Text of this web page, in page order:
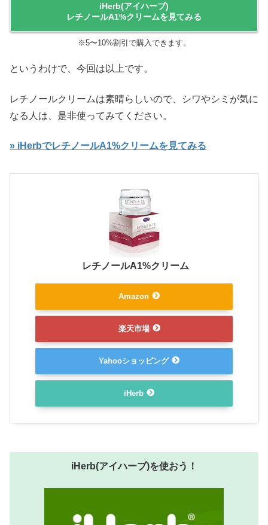
iHerb(アイハーブ)
レチノールA1%クリームを見てみる
※5〜10%割引で購入できます。
というわけで、今回は以上です。
レチノールクリームは素晴らしいので、シワやシミが気に
なる人は、是非使ってみてください。
» iHerbでレチノールA1%クリームを見てみる
レチノールA1%クリーム
Amazon
楽天市場
Yahooショッピング
iHerb
iHerb(アイハーブ)を使おう！